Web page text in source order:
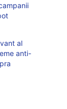
al
anti-